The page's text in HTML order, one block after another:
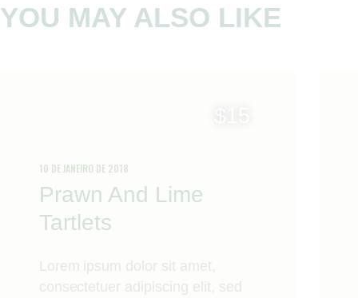
YOU MAY ALSO LIKE
10 DE JANEIRO DE 2018
Prawn And Lime
Tartlets
Lorem ipsum dolor sit amet,
consectetuer adipiscing elit, sed